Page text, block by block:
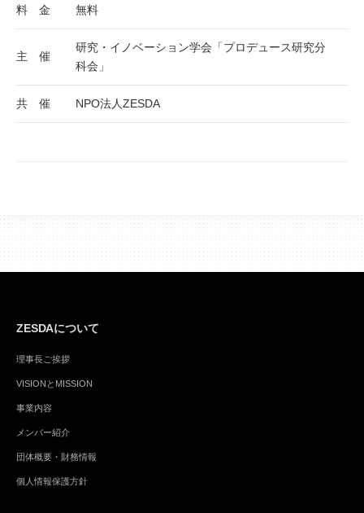
料 金 無料
主 催
研究・イノベーション学会「プロデュース研究分
科会」
共 催 NPO法人ZESDA
ZESDAについて
理事長ご挨拶
VISIONとMISSION
事業内容
メンバー紹介
団体概要・財務情報
個人情報保護方針